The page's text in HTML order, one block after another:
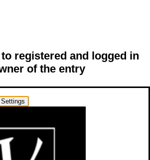
registered and logged in
of the entry